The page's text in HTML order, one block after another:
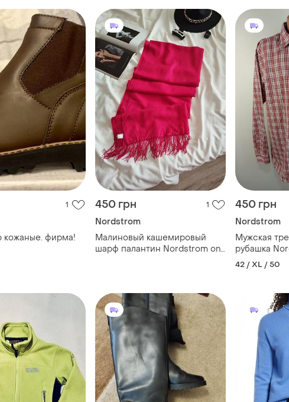
1
кожаные. фирма!
450 грн 1
Nordstrom
Малиновый кашемировый
шарф палантин Nordstrom one
450 грн
Nordstrom
Мужская
рубашка
42 / XL / 50